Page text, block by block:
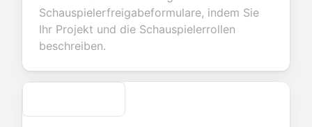
about
products or
seamless
account
creation.
commerce
transactions.
questions for
efficient
Schauspielerfreigabeformulare, indem Sie
Ihr Projekt und die Schauspielerrollen
beschreiben.
Secure